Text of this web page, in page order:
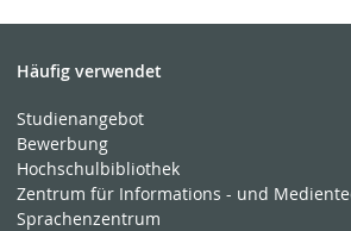
Häufig verwendet
Studienangebot
Bewerbung
Hochschulbibliothek
Zentrum für Informations - und
Sprachenzentrum